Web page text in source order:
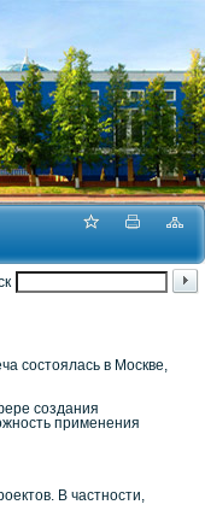
состоялась в Москве,
создания
применения
В частности,